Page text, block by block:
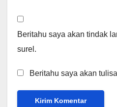
Beritahu saya akan tindak
surel.
Beritahu saya akan